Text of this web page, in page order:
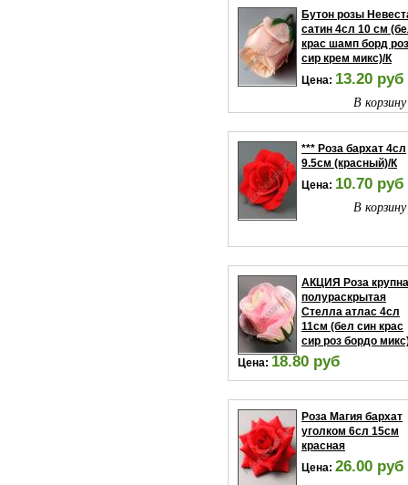
Бутон розы
сатин 4сл 10 см
крас шамп борд роз
сир крем микс)/К
Цена: 13.20 руб
В
*** Роза бархат 4сл
9.5см (красный)/К
Цена: 10.70 руб
В
АКЦИЯ Роза
полураскрытая
Стелла атлас 4сл
11см (бел син крас
сир роз бордо
Цена: 18.80 руб
В
Роза Магия бархат
уголком 6сл 15см
красная
Цена: 26.00 руб